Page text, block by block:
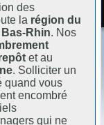
des
la région du
Rhin. Nos
et au
. Solliciter un
quand vous
encombré
qui ne